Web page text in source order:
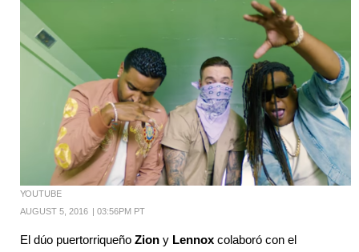
YOUTUBE
AUGUST 5, 2016 03:56PM PT
El dúo puertorriqueño Zion y Lennox colaboró con el